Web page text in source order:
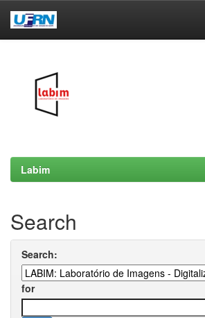
Labim
Search
Search:
for